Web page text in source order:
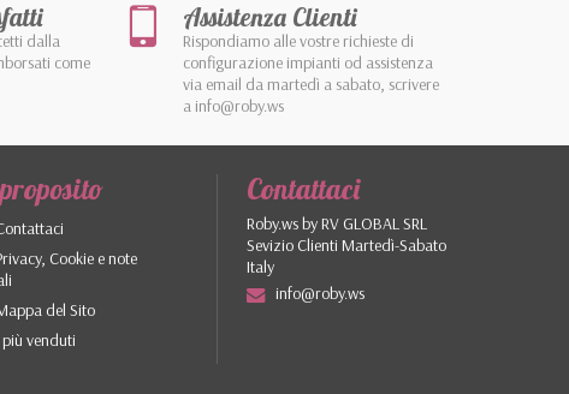
dalla
come
Assistenza Clienti
Rispondiamo alle vostre richieste di
configurazione impianti od assistenza
via email da martedì a sabato, scrivere
a info@roby.ws
Cookie e note
del Sito
più venduti
Contattaci
Roby.ws by RV GLOBAL SRL
Sevizio Clienti Martedì-Sabato
Italy
info@roby.ws